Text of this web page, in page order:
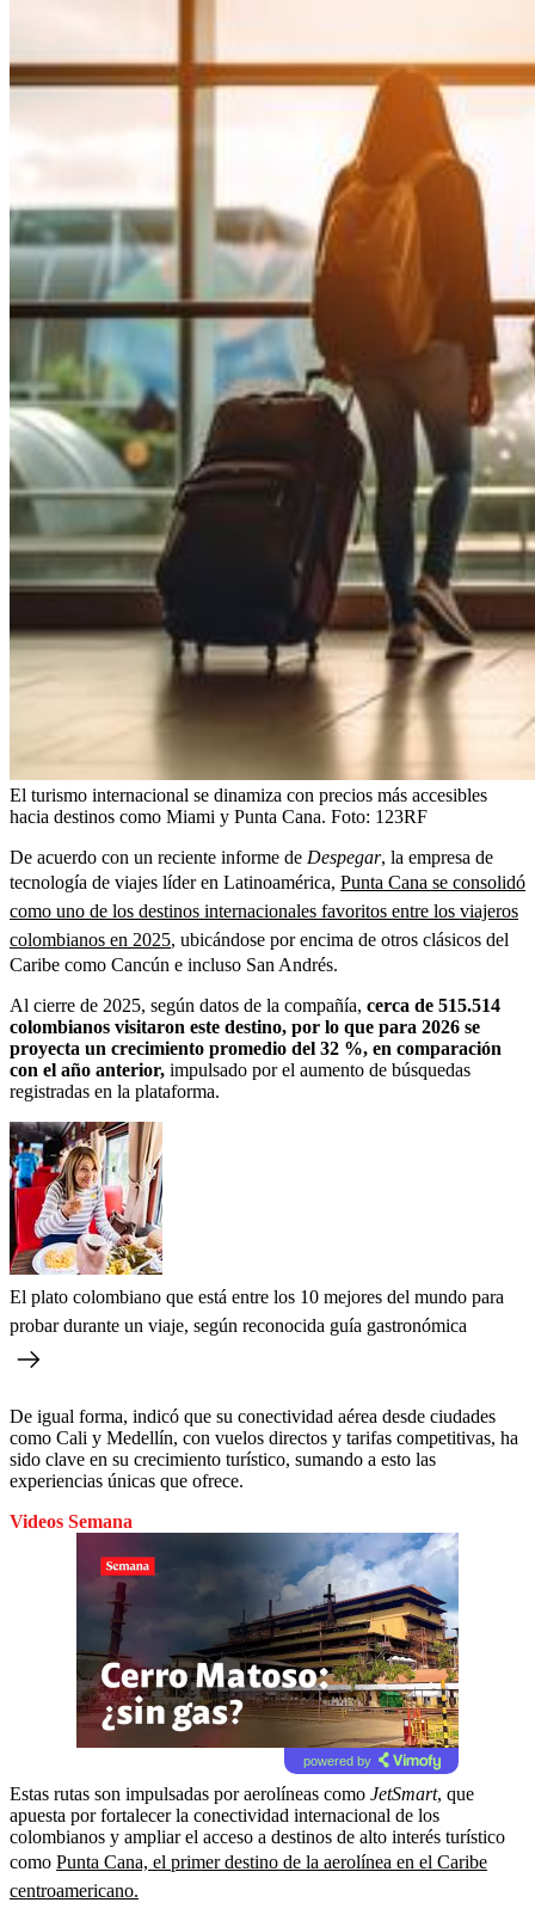
El turismo internacional se dinamiza con precios más accesibles
hacia destinos como Miami y Punta Cana. Foto: 123RF
De acuerdo con un reciente informe de Despegar, la empresa de
tecnología de viajes líder en Latinoamérica, Punta Cana se consolidó
como uno de los destinos internacionales favoritos entre los viajeros
colombianos en 2025, ubicándose por encima de otros clásicos del
Caribe como Cancún e incluso San Andrés.
Al cierre de 2025, según datos de la compañía, cerca de 515.514
colombianos visitaron este destino, por lo que para 2026 se
proyecta un crecimiento promedio del 32 %, en comparación
con el año anterior, impulsado por el aumento de búsquedas
registradas en la plataforma.
El plato colombiano que está entre los 10 mejores del mundo para
probar durante un viaje, según reconocida guía gastronómica
De igual forma, indicó que su conectividad aérea desde ciudades
como Cali y Medellín, con vuelos directos y tarifas competitivas, ha
sido clave en su crecimiento turístico, sumando a esto las
experiencias únicas que ofrece.
Videos Semana
powered by
Estas rutas son impulsadas por aerolíneas como JetSmart, que
apuesta por fortalecer la conectividad internacional de los
colombianos y ampliar el acceso a destinos de alto interés turístico
como Punta Cana, el primer destino de la aerolínea en el Caribe
centroamericano.